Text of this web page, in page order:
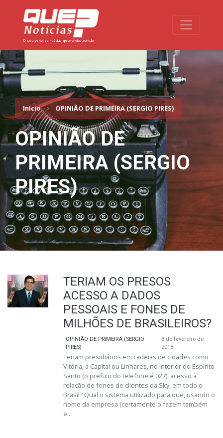
Toggle
Início OPINIÃO DE PRIMEIRA (SERGIO PIRES)
OPINIÃO DE
PRIMEIRA (SERGIO
PIRES)
TERIAM OS PRESOS
ACESSO A DADOS
PESSOAIS E FONES DE
MILHÕES DE BRASILEIROS?
OPINIÃO DE PRIMEIRA (SERGIO
PIRES)
8 de fevereiro de
2018
Teriam presidiários em cadeias de cidades como
Vitória, a Capital ou Linhares, no interior do Espírito
Santo (o prefixo do telefone é 027), acesso à
relação de fones de clientes da Sky, em todo o
Brasil? Qual o sistema utilizado para que, usando o
nome da empresa (certamente o fazem também
e...